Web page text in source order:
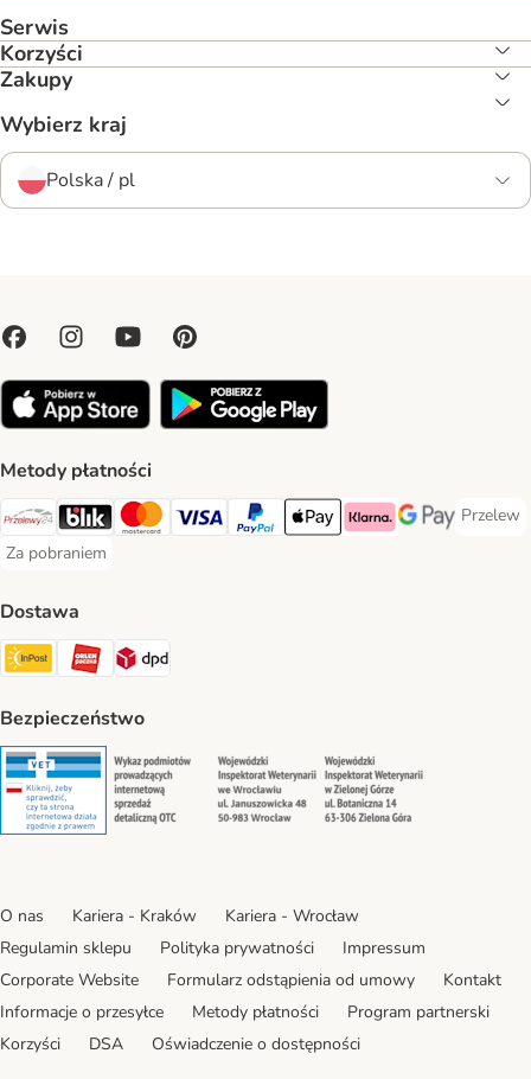
Serwis
Korzyści
Zakupy
Wybierz kraj
Polska / pl
Metody płatności
Przelewy24 Payment Method
Blik Payment Method
MasterCard Payment Method
Visa Payment Method
PayPal Payment Method
Apple Pay Payment Method
Klarna Payment Method
Google Pay
Przelew
Przelew
Za pobraniem
Za pobraniem Payment Method
Dostawa
Paczkomat® Shipping Method
ORLEN Paczka Shipping Method
DPD Shipping Method
Bezpieczeństwo
Security Security Security
O nas Kariera - Kraków
Kariera - Wrocław
Regulamin sklepu
Polityka prywatności
Impressum
Corporate Website
Formularz odstąpienia od umowy
Kontakt
Informacje o przesyłce
Metody płatności
Program partnerski
Korzyści
DSA Oświadczenie o dostępności